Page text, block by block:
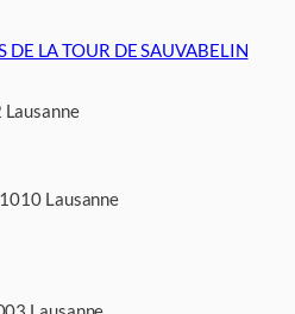
DE LA TOUR DE SAUVABELIN
Lausanne